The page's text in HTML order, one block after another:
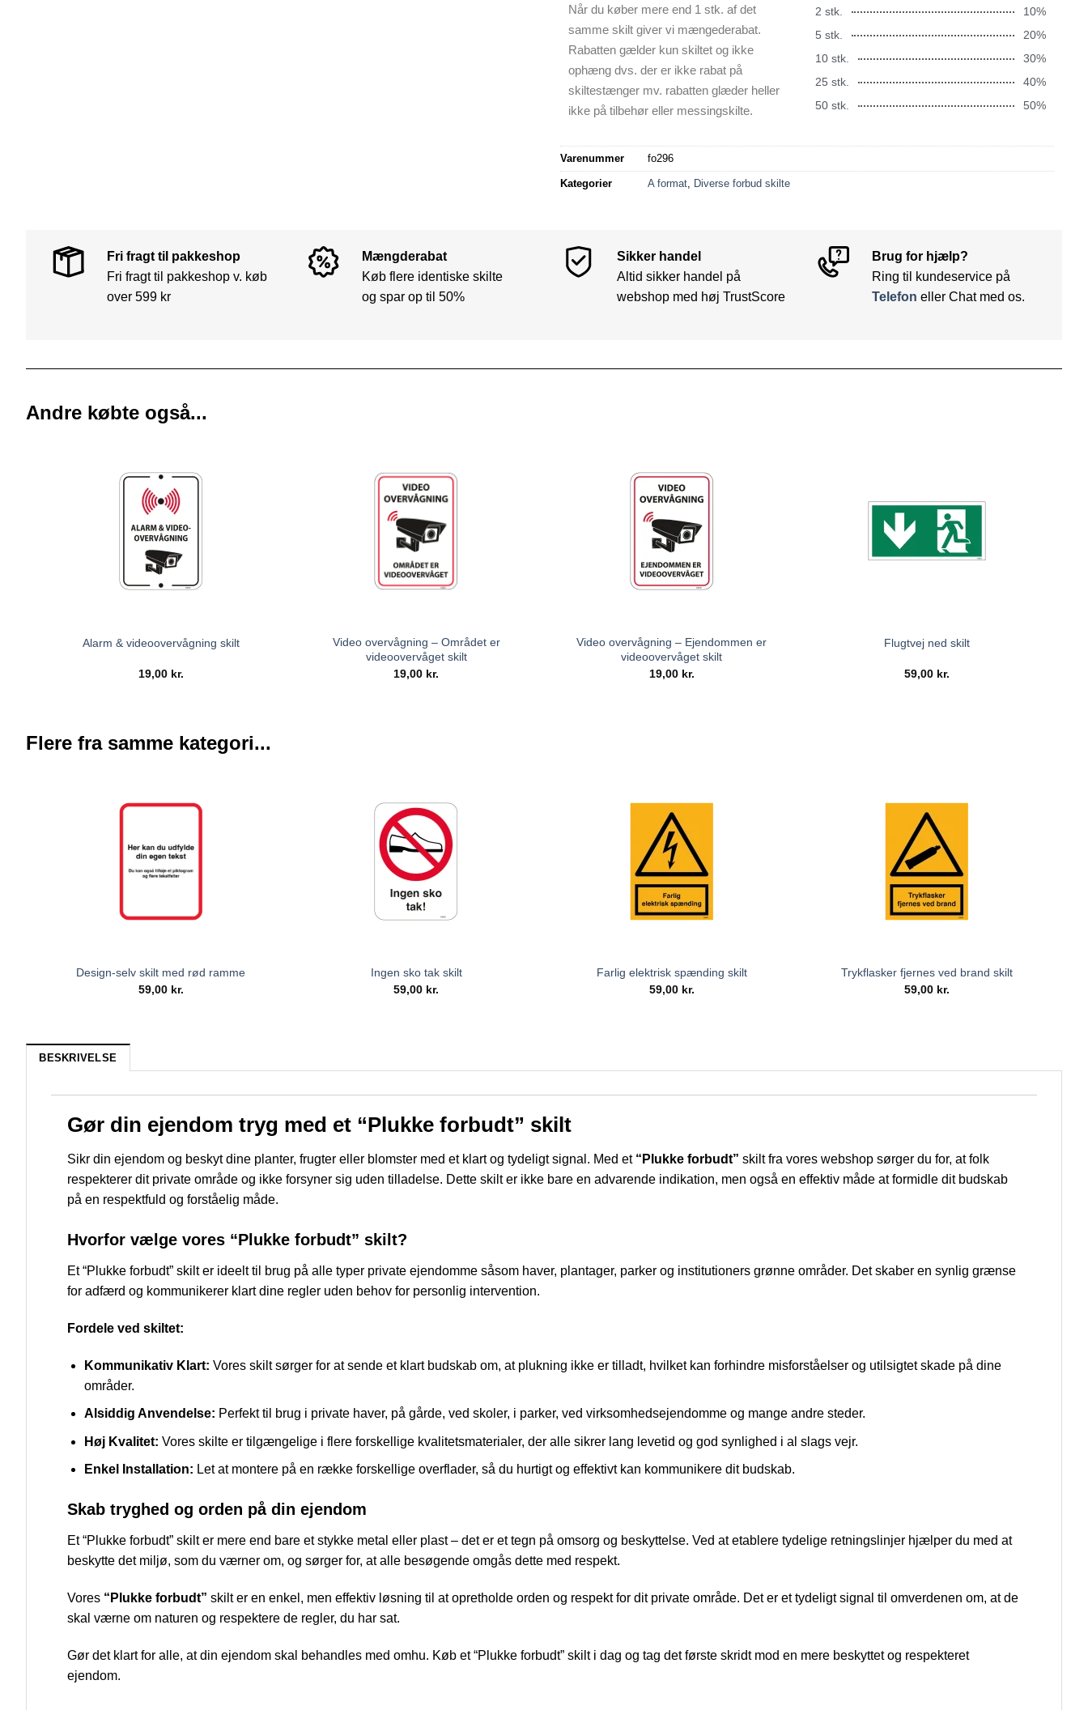
Når du køber mere end 1 stk. af det
samme skilt giver vi mængederabat.
Rabatten gælder kun skiltet og ikke
ophæng dvs. der er ikke rabat på
skiltestænger mv. rabatten glæder heller
ikke på tilbehør eller messingskilte.
2 stk.
10%
5 stk.
20%
10 stk.
30%
25 stk.
40%
50 stk.
50%
Varenummer fo296
Kategorier A format Diverse forbud skilte
Fri fragt til pakkeshop
Fri fragt til pakkeshop v. køb
over 599 kr
Mængderabat
Køb flere identiske skilte
og spar op til 50%
Sikker handel
Altid sikker handel på
webshop med høj TrustScore
Brug for hjælp?
Ring til kundeservice på
Telefon eller Chat med os.
Andre købte også...
Alarm & videoovervågning skilt
19,00 kr.
Video overvågning – Området er
videoovervåget skilt
19,00 kr.
Video overvågning – Ejendommen er
videoovervåget skilt
19,00 kr.
Flugtvej ned skilt
59,00 kr.
Flere fra samme kategori...
Design-selv skilt med rød ramme
59,00 kr.
Ingen sko tak skilt
59,00 kr.
Farlig elektrisk spænding skilt
59,00 kr.
Trykflasker fjernes ved brand skilt
59,00 kr.
BESKRIVELSE
Gør din ejendom tryg med et “Plukke forbudt” skilt
Sikr din ejendom og beskyt dine planter, frugter eller blomster med et klart og tydeligt signal. Med et “Plukke forbudt” skilt fra vores webshop sørger du for, at folk
respekterer dit private område og ikke forsyner sig uden tilladelse. Dette skilt er ikke bare en advarende indikation, men også en effektiv måde at formidle dit budskab
på en respektfuld og forståelig måde.
Hvorfor vælge vores “Plukke forbudt” skilt?
Et “Plukke forbudt” skilt er ideelt til brug på alle typer private ejendomme såsom haver, plantager, parker og institutioners grønne områder. Det skaber en synlig grænse
for adfærd og kommunikerer klart dine regler uden behov for personlig intervention.
Fordele ved skiltet:
Kommunikativ Klart: Vores skilt sørger for at sende et klart budskab om, at plukning ikke er tilladt, hvilket kan forhindre misforståelser og utilsigtet skade på dine
områder.
Alsiddig Anvendelse: Perfekt til brug i private haver, på gårde, ved skoler, i parker, ved virksomhedsejendomme og mange andre steder.
Høj Kvalitet: Vores skilte er tilgængelige i flere forskellige kvalitetsmaterialer, der alle sikrer lang levetid og god synlighed i al slags vejr.
Enkel Installation: Let at montere på en række forskellige overflader, så du hurtigt og effektivt kan kommunikere dit budskab.
Skab tryghed og orden på din ejendom
Et “Plukke forbudt” skilt er mere end bare et stykke metal eller plast – det er et tegn på omsorg og beskyttelse. Ved at etablere tydelige retningslinjer hjælper du med at
beskytte det miljø, som du værner om, og sørger for, at alle besøgende omgås dette med respekt.
Vores “Plukke forbudt” skilt er en enkel, men effektiv løsning til at opretholde orden og respekt for dit private område. Det er et tydeligt signal til omverdenen om, at de
skal værne om naturen og respektere de regler, du har sat.
Gør det klart for alle, at din ejendom skal behandles med omhu. Køb et “Plukke forbudt” skilt i dag og tag det første skridt mod en mere beskyttet og respekteret
ejendom.